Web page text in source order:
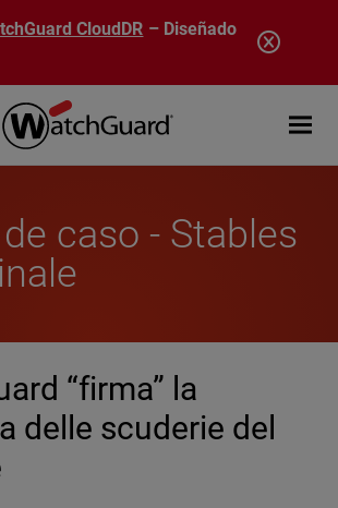
principal
CloudDR – Diseñado
Open
caso - Stables
“firma” la
delle scuderie del